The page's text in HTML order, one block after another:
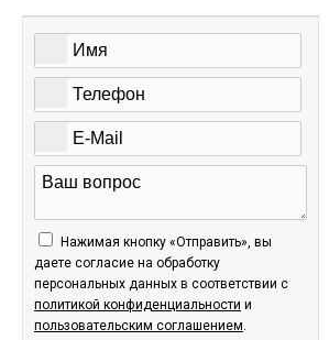
Нажимая кнопку «Отправить», вы
даете согласие на обработку
персональных данных в соответствии c
политикой конфиденциальности и
пользовательским соглашением.